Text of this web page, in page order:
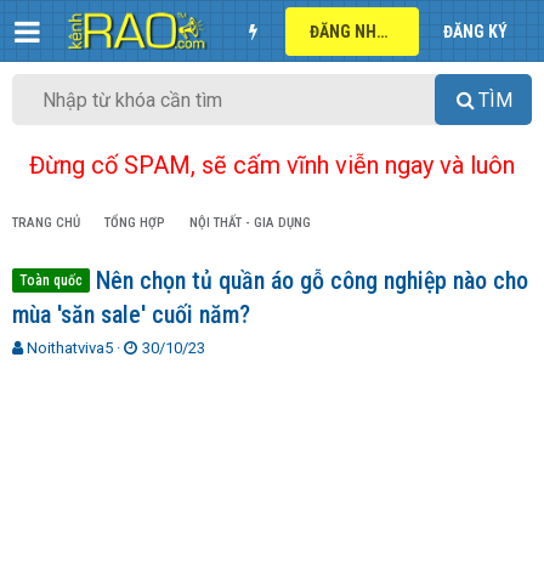
ĐĂNG NHẬP ĐĂNG KÝ
TÌM
Đừng cố SPAM, sẽ cấm vĩnh viễn ngay và luôn
TRANG CHỦ TỔNG HỢP NỘI THẤT - GIA DỤNG
Toàn quốc
Nên chọn tủ quần áo gỗ công nghiệp nào cho
mùa 'săn sale' cuối năm?
T
Noithatviva5
N
30/10/23